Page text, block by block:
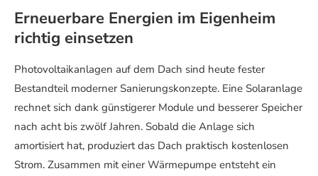
Erneuerbare Energien im Eigenheim
richtig einsetzen
Photovoltaikanlagen auf dem Dach sind heute fester
Bestandteil moderner Sanierungskonzepte. Eine Solaranlage
rechnet sich dank günstigerer Module und besserer Speicher
nach acht bis zwölf Jahren. Sobald die Anlage sich
amortisiert hat, produziert das Dach praktisch kostenlosen
Strom. Zusammen mit einer Wärmepumpe entsteht ein